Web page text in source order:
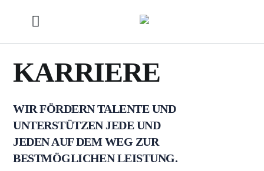
KARRIERE
WIR FÖRDERN TALENTE UND
UNTERSTÜTZEN JEDE UND
JEDEN AUF DEM WEG ZUR
BESTMÖGLICHEN LEISTUNG.